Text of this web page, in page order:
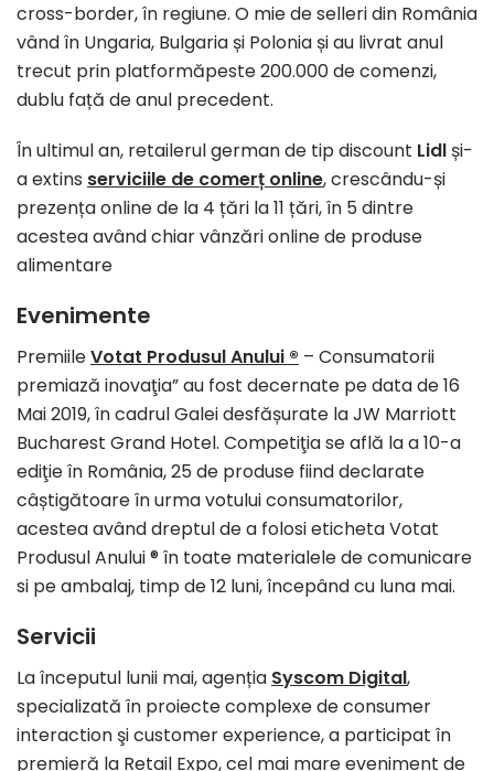
cross-border, în regiune. O mie de selleri din România
vând în Ungaria, Bulgaria și Polonia și au livrat anul
trecut prin platformăpeste 200.000 de comenzi,
dublu față de anul precedent.
În ultimul an, retailerul german de tip discount Lidlși-
a extins serviciile de comerț online, crescându-și
prezența online de la 4 țări la 11 țări, în 5 dintre
acestea având chiar vânzări online de produse
alimentare
Evenimente
PremiileVotat Produsul Anului ® – Consumatorii
premiază inovaţia” au fost decernate pe data de 16
Mai 2019, în cadrul Galei desfășurate la JW Marriott
Bucharest Grand Hotel. Competiţia se află la a 10-a
ediţie în România, 25 de produse fiind declarate
câștigătoare în urma votului consumatorilor,
acestea având dreptul de a folosi eticheta Votat
Produsul Anului ® în toate materialele de comunicare
si pe ambalaj, timp de 12 luni, începând cu luna mai.
Servicii
La începutul lunii mai, agenția Syscom Digital,
specializată în proiecte complexe de consumer
interaction şi customer experience, a participat în
premieră la Retail Expo, cel mai mare eveniment de